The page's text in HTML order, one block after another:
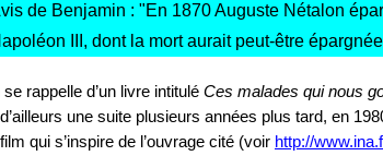
de Benjamin : "En 1870 Auguste Nétalon
III, dont la mort aurait peut-être
rappelle d’un livre intitulé Ces malades qui nous
une suite plusieurs années plus tard, en
qui s’inspire de l’ouvrage cité (voir http://